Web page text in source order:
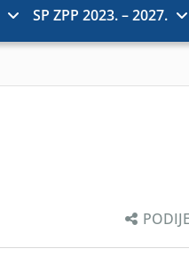
SP ZPP 2023. – 2027.